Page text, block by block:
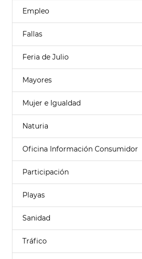
Empleo
Fallas
Feria de Julio
Mayores
Mujer e Igualdad
Naturia
Oficina Información Consumidor
Participación
Playas
Sanidad
Tráfico